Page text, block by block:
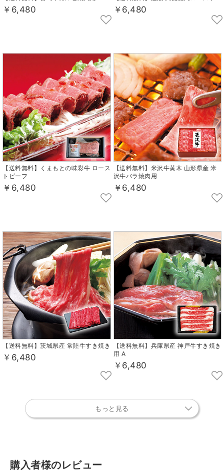
￥6,480 ￥6,480
【送料無料】くまもとの味彩牛 ロース
トビーフ
￥6,480
【送料無料】米沢牛黄木 山形県産 米
沢牛バラ焼肉用
￥6,480
【送料無料】茨城県産 常陸牛すき焼き
￥6,480
【送料無料】兵庫県産 神戸牛すき焼き
用 A
￥6,480
もっと見る
購入者様のレビュー